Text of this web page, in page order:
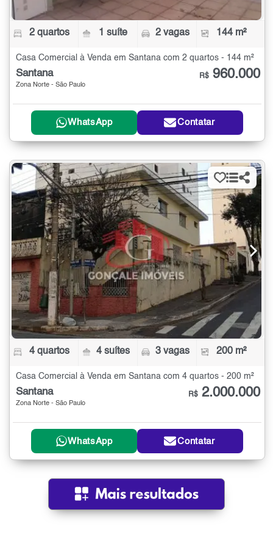
2 quartos 1 suíte 2 vagas 144 m²
Casa Comercial à Venda em Santana com 2 quartos - 144 m²
Santana
Zona Norte - São Paulo
R$ 960.000
WhatsApp Contatar
4 quartos 4 suítes 3 vagas 200 m²
Casa Comercial à Venda em Santana com 4 quartos - 200 m²
Santana
Zona Norte - São Paulo
R$ 2.000.000
WhatsApp Contatar